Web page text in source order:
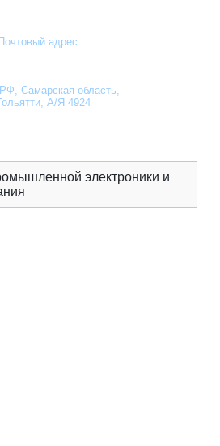
Почтовый адрес:
Самарская область,
А/Я 4924
электроники и